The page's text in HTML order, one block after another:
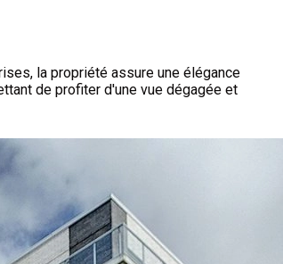
la propriété assure une élégance
de profiter d'une vue dégagée et